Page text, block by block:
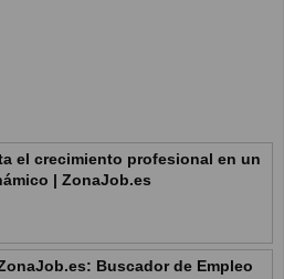
el crecimiento profesional en un
| ZonaJob.es
Buscador de Empleo